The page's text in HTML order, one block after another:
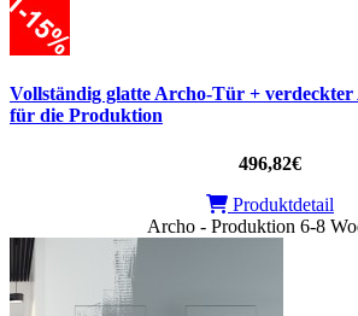
Vollständig glatte Archo-Tür +
für die Produktion
496,82€
Produktdetail
Archo - Produktion 6-8